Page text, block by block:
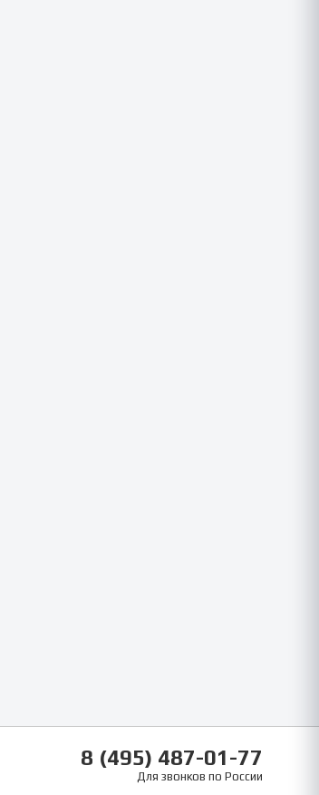
8 (495) 487-01-77
Для звонков по России